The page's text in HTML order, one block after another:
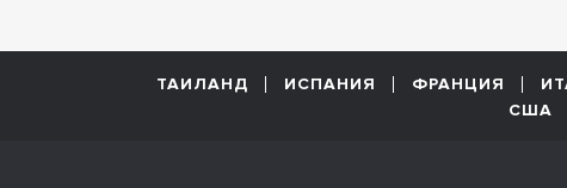
ТАИЛАНД ИСПАНИЯ ФРАНЦИЯ
США